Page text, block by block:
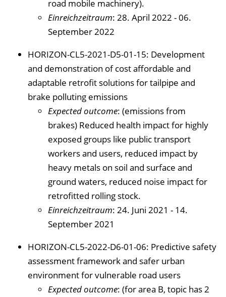
road mobile machinery).
Einreichzeitraum: 28. April 2022 - 06.
September 2022
HORIZON-CL5-2021-D5-01-15: Development
and demonstration of cost affordable and
adaptable retrofit solutions for tailpipe and
brake polluting emissions
Expected outcome: (emissions from
brakes) Reduced health impact for highly
exposed groups like public transport
workers and users, reduced impact by
heavy metals on soil and surface and
ground waters, reduced noise impact for
retrofitted rolling stock.
Einreichzeitraum: 24. Juni 2021 - 14.
September 2021
HORIZON-CL5-2022-D6-01-06: Predictive safety
assessment framework and safer urban
environment for vulnerable road users
Expected outcome: (for area B, topic has 2